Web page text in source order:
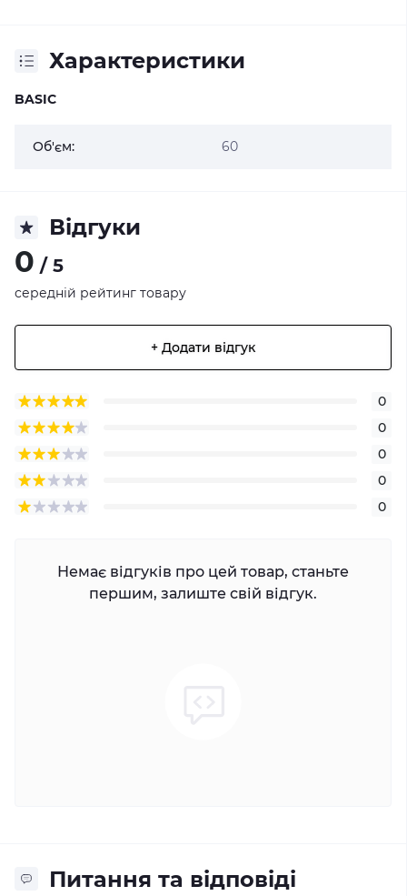
Характеристики
BASIC
Об'єм: 60
Відгуки
0 / 5
середній рейтинг товару
+ Додати відгук
0
0
0
0
0
Немає відгуків про цей товар, станьте
першим, залиште свій відгук.
Питання та відповіді